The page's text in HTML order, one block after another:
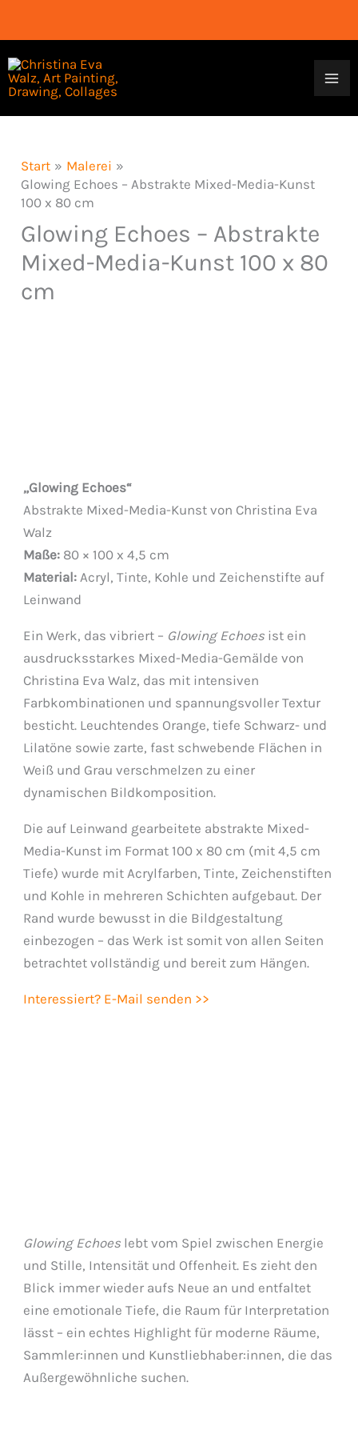
springen
Start
Malerei
Glowing Echoes – Abstrakte Mixed-Media-Kunst
100 x 80 cm
Glowing Echoes – Abstrakte
Mixed-Media-Kunst 100 x 80
cm
„Glowing Echoes“
Abstrakte Mixed-Media-Kunst von Christina Eva
Walz
Maße: 80 × 100 x 4,5 cm
Material: Acryl, Tinte, Kohle und Zeichenstifte auf
Leinwand
Ein Werk, das vibriert – Glowing Echoes ist ein
ausdrucksstarkes Mixed-Media-Gemälde von
Christina Eva Walz, das mit intensiven
Farbkombinationen und spannungsvoller Textur
besticht. Leuchtendes Orange, tiefe Schwarz- und
Lilatöne sowie zarte, fast schwebende Flächen in
Weiß und Grau verschmelzen zu einer
dynamischen Bildkomposition.
Die auf Leinwand gearbeitete abstrakte Mixed-
Media-Kunst im Format 100 x 80 cm (mit 4,5 cm
Tiefe) wurde mit Acrylfarben, Tinte, Zeichenstiften
und Kohle in mehreren Schichten aufgebaut. Der
Rand wurde bewusst in die Bildgestaltung
einbezogen – das Werk ist somit von allen Seiten
betrachtet vollständig und bereit zum Hängen.
Interessiert? E-Mail senden >>
Glowing Echoes lebt vom Spiel zwischen Energie
und Stille, Intensität und Offenheit. Es zieht den
Blick immer wieder aufs Neue an und entfaltet
eine emotionale Tiefe, die Raum für Interpretation
lässt – ein echtes Highlight für moderne Räume,
Sammler:innen und Kunstliebhaber:innen, die das
Außergewöhnliche suchen.